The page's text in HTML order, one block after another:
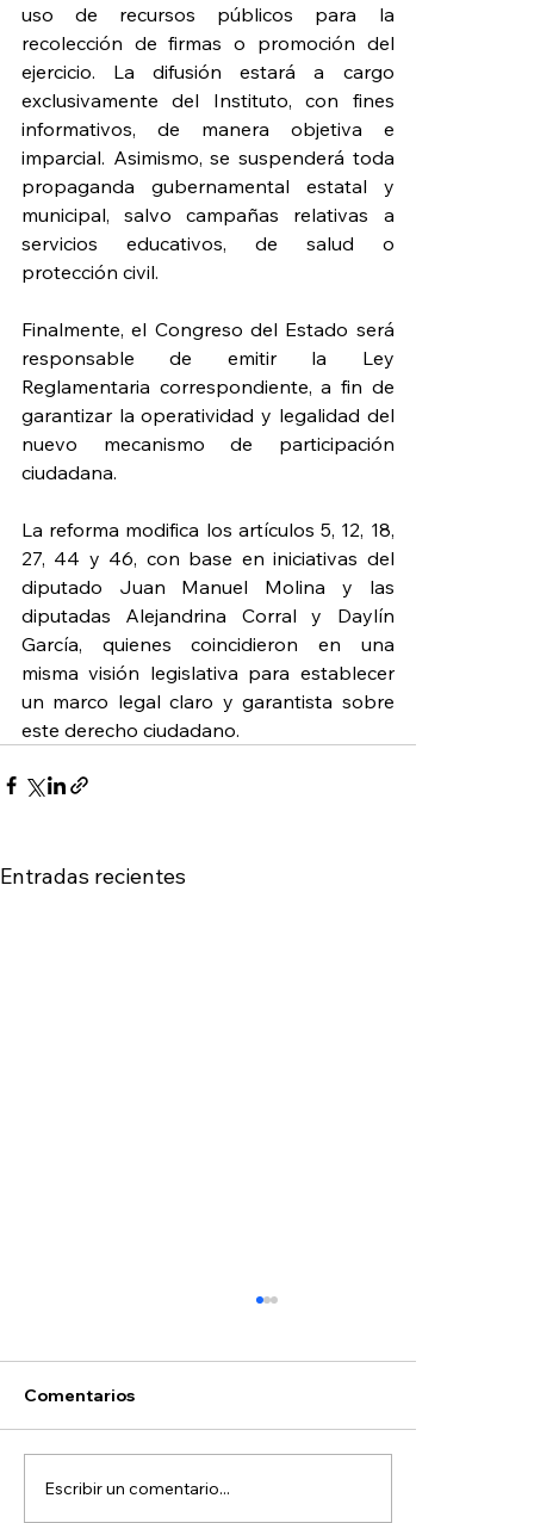
uso de recursos públicos para la
recolección de firmas o promoción del
ejercicio. La difusión estará a cargo
exclusivamente del Instituto, con fines
informativos, de manera objetiva e
imparcial. Asimismo, se suspenderá toda
propaganda gubernamental estatal y
municipal, salvo campañas relativas a
servicios educativos, de salud o
protección civil.
Finalmente, el Congreso del Estado será
responsable de emitir la Ley
Reglamentaria correspondiente, a fin de
garantizar la operatividad y legalidad del
nuevo mecanismo de participación
ciudadana.
La reforma modifica los artículos 5, 12, 18,
27, 44 y 46, con base en iniciativas del
diputado Juan Manuel Molina y las
diputadas Alejandrina Corral y Daylín
García, quienes coincidieron en una
misma visión legislativa para establecer
un marco legal claro y garantista sobre
este derecho ciudadano.
Entradas recientes
Comentarios
Escribir un comentario...